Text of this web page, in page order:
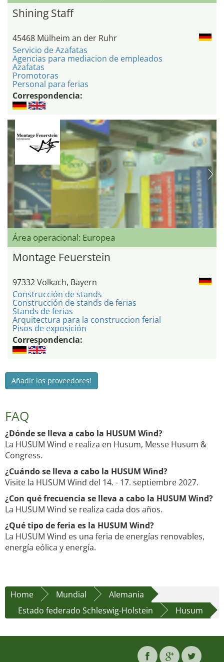
Shining Staff
45468 Mülheim an der Ruhr
Servicio de Azafatas
Agencias para mediacion de empleados
Azafatas
Promotoras
Personal para ferias
Correspondencia:
Área operacional: Europea
Montage Feuerstein
97332 Volkach, Bayern
Construcción de stands
Construcción de stands de ferias
Stands de ferias
Arquitectura para la construccion ferial
Pisos de exposición
Correspondencia:
Añadir los proveedores!
FAQ
¿Dónde se lleva a cabo la HUSUM Wind?
La HUSUM Wind e realiza en Husum, Messe Husum &
Congress.
¿Cuándo se lleva a cabo la HUSUM Wind?
Visite la HUSUM Wind del 14. - 17. septiembre 2027.
¿Con qué frecuencia se lleva a cabo la HUSUM Wind?
La HUSUM Wind se realiza cada dos años.
¿Qué tipo de feria es la HUSUM Wind?
La HUSUM Wind es una feria de energías renovables,
energía eólica y energía.
Home Mundial
Alemania
Estado federado Schleswig-Holstein
Husum